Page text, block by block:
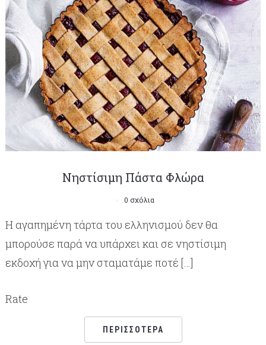
Νηστίσιμη Πάστα Φλώρα
0 σχόλια
Η αγαπημένη τάρτα του ελληνισμού δεν θα
μπορούσε παρά να υπάρχει και σε νηστίσιμη
εκδοχή για να μην σταματάμε ποτέ […]
Rate
ΠΕΡΙΣΣΌΤΕΡΑ